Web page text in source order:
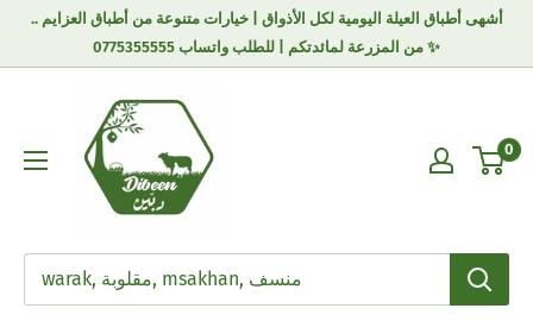
أشهى أطباق العيلة اليومية لكل الأذواق | خيارات متنوعة من أطباق العزايم ..
من المزرعة لمائدتكم | للطلب واتساب 0775355555 ✨
0